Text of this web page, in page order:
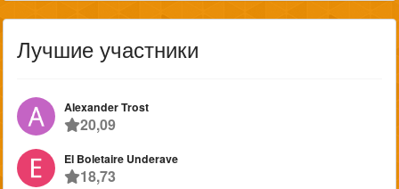
Лучшие участники
Alexander Trost
20,09
El Boletaire Underave
18,73